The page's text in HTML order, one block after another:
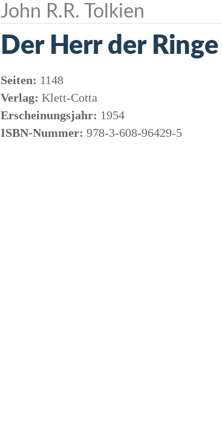
Der Herr der Ringe
John R.R. Tolkien
Seiten: 1148
Verlag:Klett-Cotta
Erscheinungsjahr: 1954
ISBN-Nummer:978-3-608-96429-5